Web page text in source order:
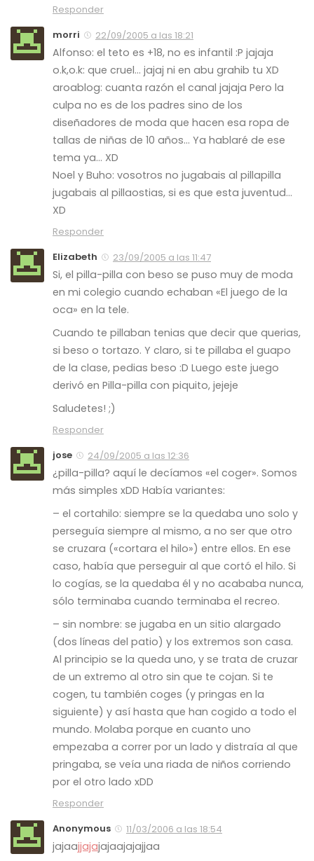
Responder
morri
22/09/2005 a las 18:21
Alfonso: el teto es +18, no es infantil :P jajaja
o.k,o.k: que cruel… jajaj ni en abu grahib tu XD
aroablog: cuanta razón el canal jajaja Pero la
culpa no es de los padres sino de los
diseñadores de moda que hacen esa ropa de
tallas de niñas de 10 años… Ya hablaré de ese
tema ya… XD
Noel y Buho: vosotros no jugabais al pillapilla
jugabais al pillaostias, si es que esta juventud…
XD
Responder
Elizabeth
23/09/2005 a las 11:47
Si, el pilla-pilla con beso se puso muy de moda
en mi colegio cuando echaban «El juego de la
oca» en la tele.
Cuando te pillaban tenias que decir que querias,
si beso o tortazo. Y claro, si te pillaba el guapo
de la clase, pedias beso :D Luego este juego
derivó en Pilla-pilla con piquito, jejeje
Saludetes! ;)
Responder
jose
24/09/2005 a las 12:36
¿pilla-pilla? aquí le decíamos «el coger». Somos
más simples xDD Había variantes:
– el cortahilo: siempre se la quedaba uno solo y
perseguía siempre al mismo, a no ser que otro
se cruzara («cortara el hilo») entre ellos. En ese
caso, había que perseguir al que cortó el hilo. Si
lo cogías, se la quedaba él y no acababa nunca,
sólo terminaba cuando terminaba el recreo.
– sin nombre: se jugaba en un sitio alargado
(dos líneas del patio) y los extremos son casa.
Al principio se la queda uno, y se trata de cruzar
de un extremo al otro sin que te cojan. Si te
cogen, tu también coges (y pringas en la
siguiente) y así hasta que han cogido a todo el
mundo. Molaba porque en cuanto uno
empezaba a correr por un lado y distraía al que
pringaba, se veía una riada de niños corriendo
por el otro lado xDD
Responder
Anonymous
11/03/2006 a las 18:54
jajaajjajajajaajajajjaa